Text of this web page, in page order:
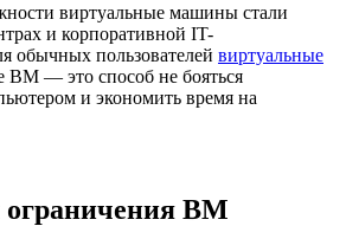
виртуальные машины стали
и корпоративной IT-
обычных пользователей виртуальные
ВМ — это способ не бояться
и экономить время на
ограничения ВМ